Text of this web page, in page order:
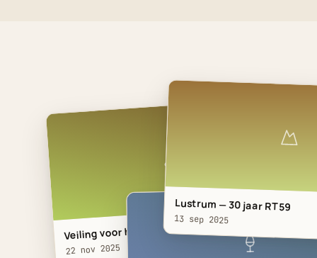
Veiling voor het Ronald McDona…
22 nov 2025
Lustrum — 30 jaar RT59
13 sep 2025